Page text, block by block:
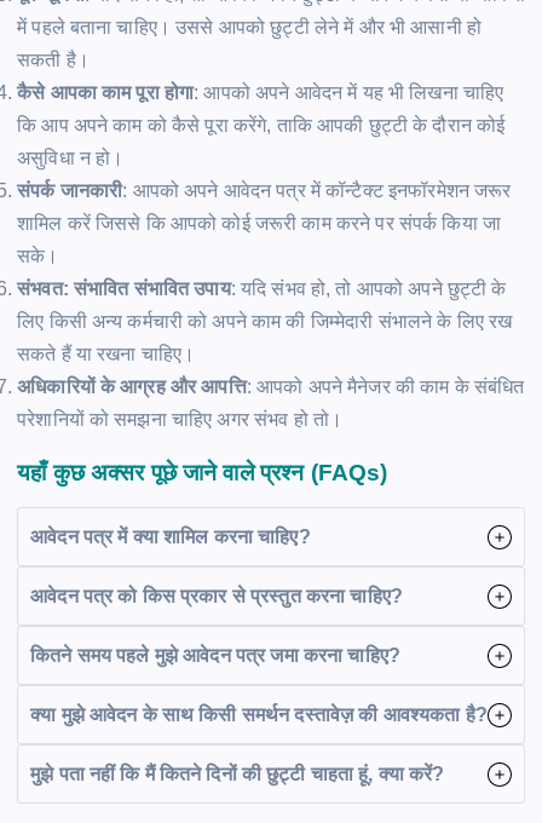
में पहले बताना चाहिए। उससे आपको छुट्टी लेने में और भी आसानी हो
सकती है।
कैसे आपका काम पूरा होगा: आपको अपने आवेदन में यह भी लिखना चाहिए
कि आप अपने काम को कैसे पूरा करेंगे, ताकि आपकी छुट्टी के दौरान कोई
असुविधा न हो।
संपर्क जानकारी: आपको अपने आवेदन पत्र में कॉन्टैक्ट इनफॉरमेशन जरूर
शामिल करें जिससे कि आपको कोई जरूरी काम करने पर संपर्क किया जा
सके।
संभवत: संभावित संभावित उपाय: यदि संभव हो, तो आपको अपने छुट्टी के
लिए किसी अन्य कर्मचारी को अपने काम की जिम्मेदारी संभालने के लिए रख
सकते हैं या रखना चाहिए।
अधिकारियों के आग्रह और आपत्ति: आपको अपने मैनेजर की काम के संबंधित
परेशानियों को समझना चाहिए अगर संभव हो तो।
यहाँ कुछ अक्सर पूछे जाने वाले प्रश्न (FAQs)
आवेदन पत्र में क्या शामिल करना चाहिए?
आवेदन पत्र को किस प्रकार से प्रस्तुत करना चाहिए?
कितने समय पहले मुझे आवेदन पत्र जमा करना चाहिए?
क्या मुझे आवेदन के साथ किसी समर्थन दस्तावेज़ की आवश्यकता है?
मुझे पता नहीं कि मैं कितने दिनों की छुट्टी चाहता हूं, क्या करें?